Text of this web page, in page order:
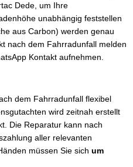
Dede, um Ihre
unabhängig feststellen
aus Carbon) werden genau
nach dem Fahrradunfall melden
Kontakt aufnehmen.
dem Fahrradunfall flexibel
wird zeitnah erstellt
Die Reparatur kann nach
aller relevanten
müssen Sie sich um